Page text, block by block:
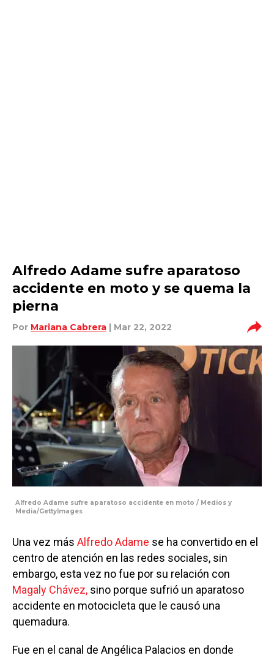
Alfredo Adame sufre aparatoso
accidente en moto y se quema la
pierna
Por Mariana Cabrera | Mar 22, 2022
Alfredo Adame sufre aparatoso accidente en moto / Medios y
Media/GettyImages
Una vez más Alfredo Adame se ha convertido en el
centro de atención en las redes sociales, sin
embargo, esta vez no fue por su relación con
Magaly Chávez, sino porque sufrió un aparatoso
accidente en motocicleta que le causó una
quemadura.
Fue en el canal de Angélica Palacios en donde